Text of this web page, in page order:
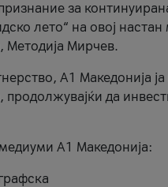
за
лето“ на овој
Методија Мирчев.
A1 Македонија
продолжувајќи да
А1 Македонија: